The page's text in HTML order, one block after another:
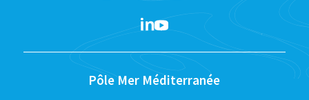
Pôle Mer Méditerranée